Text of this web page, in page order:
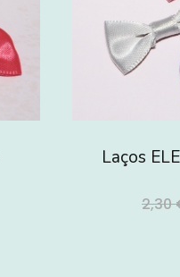
Laços
2,30